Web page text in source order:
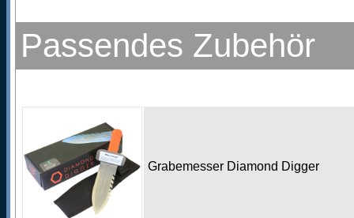
Passendes Zubehör
Grabemesser Diamond Digger